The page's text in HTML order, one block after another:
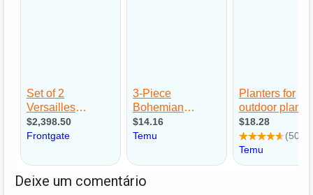
Deixe um comentário